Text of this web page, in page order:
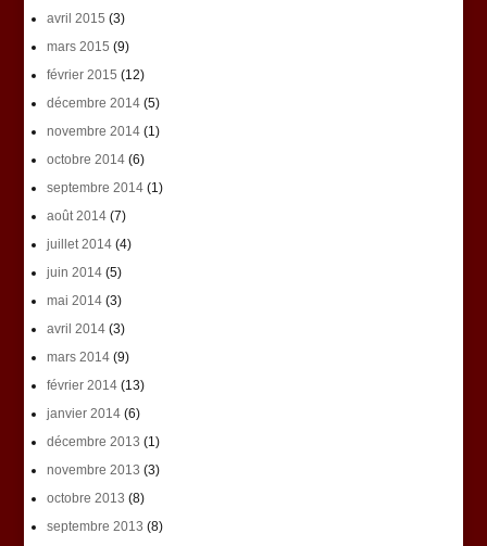
avril 2015 (3)
mars 2015 (9)
février 2015 (12)
décembre 2014(5)
novembre 2014(1)
octobre 2014(6)
septembre 2014(1)
août 2014(7)
juillet 2014(4)
juin 2014(5)
mai 2014(3)
avril 2014(3)
mars 2014(9)
février 2014(13)
janvier 2014(6)
décembre 2013 (1)
novembre 2013 (3)
octobre 2013 (8)
septembre 2013 (8)